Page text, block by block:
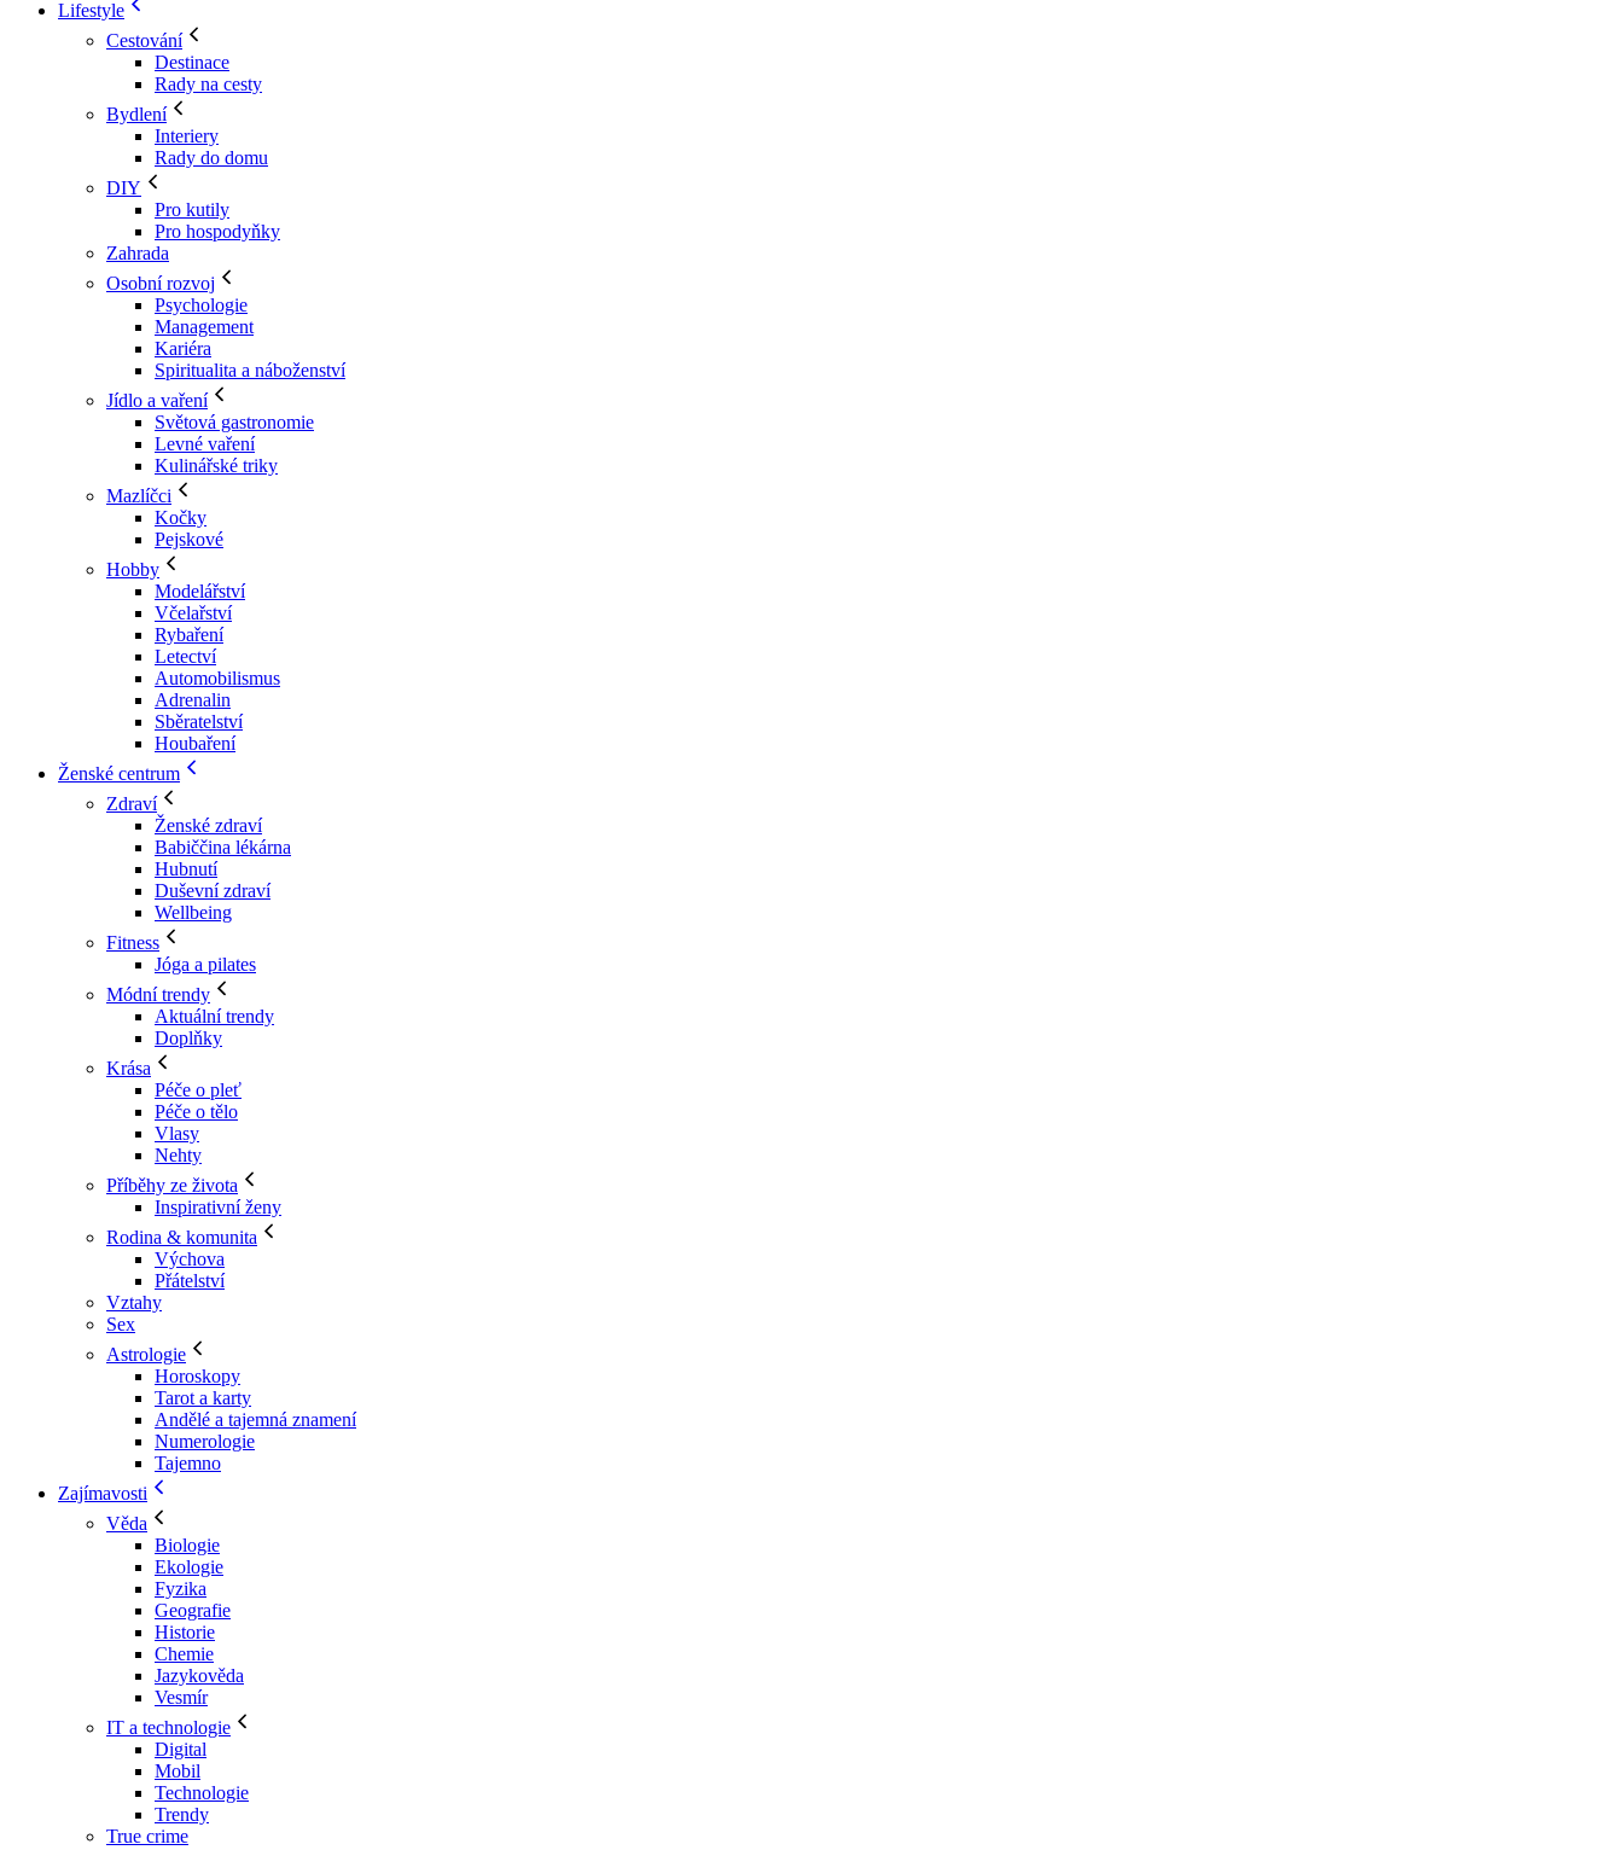
Lifestyle
Cestování
Destinace
Rady na cesty
Bydlení
Interiery
Rady do domu
DIY
Pro kutily
Pro hospodyňky
Zahrada
Osobní rozvoj
Psychologie
Management
Kariéra
Spiritualita a náboženství
Jídlo a vaření
Světová gastronomie
Levné vaření
Kulinářské triky
Mazlíčci
Kočky
Pejskové
Hobby
Modelářství
Včelařství
Rybaření
Letectví
Automobilismus
Adrenalin
Sběratelství
Houbaření
Ženské centrum
Zdraví
Ženské zdraví
Babiččina lékárna
Hubnutí
Duševní zdraví
Wellbeing
Fitness
Jóga a pilates
Módní trendy
Aktuální trendy
Doplňky
Krása
Péče o pleť
Péče o tělo
Vlasy
Nehty
Příběhy ze života
Inspirativní ženy
Rodina & komunita
Výchova
Přátelství
Vztahy
Sex
Astrologie
Horoskopy
Tarot a karty
Andělé a tajemná znamení
Numerologie
Tajemno
Zajímavosti
Věda
Biologie
Ekologie
Fyzika
Geografie
Historie
Chemie
Jazykověda
Vesmír
IT a technologie
Digital
Mobil
Technologie
Trendy
True crime